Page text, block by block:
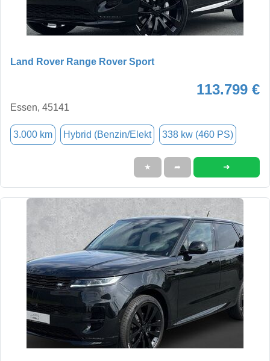
Land Rover Range Rover Sport
113.799 €
Essen, 45141
3.000 km Hybrid (Benzin/Elekt 338 kw (460 PS)
★ ➦ ➜